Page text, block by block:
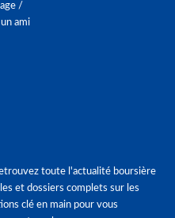
/
ami
toute l'actualité boursière
et dossiers complets sur les
clé en main pour vous